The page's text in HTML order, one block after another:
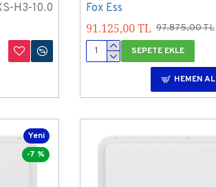
H3-10.0 Fox Ess
91.125,00 TL 97.875,00 TL
SEPETE EKLE
HEMEN AL
Yeni
-7 %